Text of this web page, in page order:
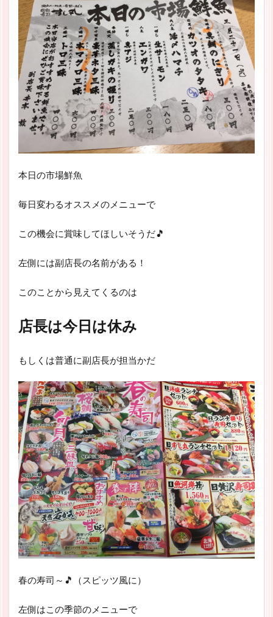
本日の市場鮮魚
毎日変わるオススメのメニューで
この機会に賞味してほしいそうだ🎵
左側には副店長の名前がある！
このことから見えてくるのは
店長は今日は休み
もしくは普通に副店長が担当かだ
春の寿司～🎵（スピッツ風に）
左側はこの季節のメニューで